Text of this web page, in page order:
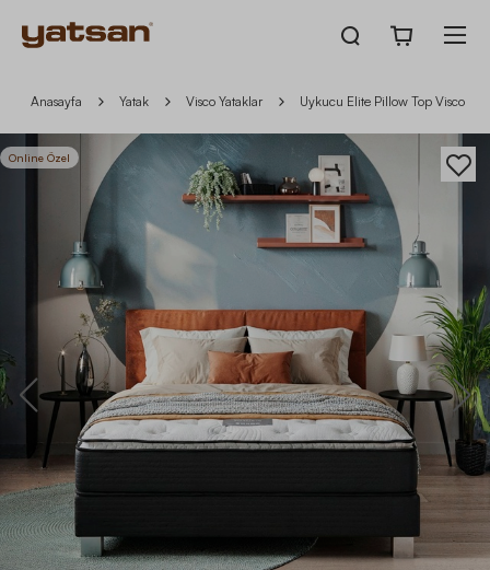
Anasayfa Yatak Visco Yataklar Uykucu Elite Pillow Top Visco
Online Özel